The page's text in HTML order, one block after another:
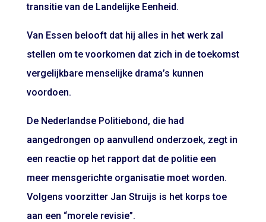
transitie van de Landelijke Eenheid.
Van Essen belooft dat hij alles in het werk zal
stellen om te voorkomen dat zich in de toekomst
vergelijkbare menselijke drama’s kunnen
voordoen.
De Nederlandse Politiebond, die had
aangedrongen op aanvullend onderzoek, zegt in
een reactie op het rapport dat de politie een
meer mensgerichte organisatie moet worden.
Volgens voorzitter Jan Struijs is het korps toe
aan een “morele revisie”.